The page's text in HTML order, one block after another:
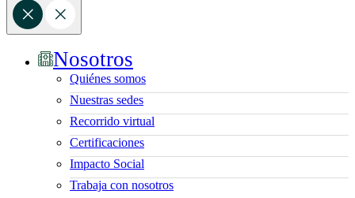
Nosotros
Quiénes somos
Nuestras sedes
Recorrido virtual
Certificaciones
Impacto Social
Trabaja con nosotros